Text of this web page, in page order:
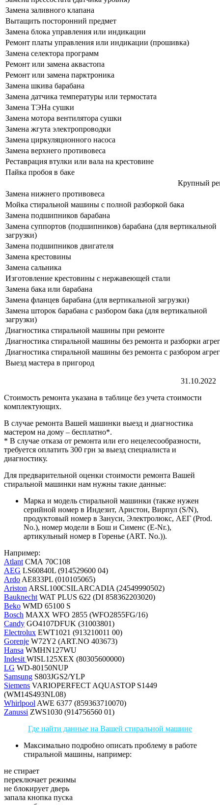
Замена заливного клапана
Вытащить посторонний предмет
Замена блока управления или индикации
Ремонт платы управления или индикации (прошивка)
Замена селектора программ
Ремонт или замена аквастопа
Ремонт или замена парктроника
Замена шкива барабана
Замена датчика температуры или термостата
Замена ТЭНа сушки
Замена мотора вентилятора сушки
Замена жгута электропроводки
Замена циркуляционного насоса
Замена верхнего противовеса
Реставрация втулки или вала на крестовине
Пайка пробоя в баке
Крупный
Замена нижнего противовеса
Мойка стиральной машины с полной разборкой бака
Замена подшипников барабана
Замена суппортов (подшипников) барабана (для вертикальной
загрузки)
Замена подшипников двигателя
Замена крестовины
Замена сальника
Изготовление крестовины с нержавеющей стали
Замена бака или барабана
Замена фланцев барабана (для вертикальной загрузки)
Замена шторок барабана с разбором бака (для вертикальной
загрузки)
Диагностика стиральной машины при ремонте
Диагностика стиральной машины без ремонта и разборки
Диагностика стиральной машины без ремонта с разбором
Выезд мастера в пригород
31.10.2022
Стоимость ремонта указана в таблице без учета стоимости
комплектующих.
В случае ремонта Вашей машинки выезд и диагностика
мастером на дому – бесплатно*.
* В случае отказа от ремонта или его нецелесообразности,
требуется оплатить 300 грн за выезд специалиста и
диагностику.
Для предварительной оценки стоимости ремонта Вашей
стиральной машинки нам нужны такие данные:
Марка и модель стиральной машинки (также нужен
серийной номер в Индезит, Аристон, Вирпул (S/N),
продуктовый номер в Зануси, Электролюкс, АЕГ (Prod.
No.), номер модели в Бош и Сименс (E-Nr.),
артикульный номер в Горенье (ART. No.)).
Например:
Atlant СМА 70С108
AEG LS60840L (914529600 04)
Ardo AE833PL (010105065)
Ariston ARSL100CSILARCADIA (24549990502)
Bauknecht WAT PLUS 622 (DI 858362203020)
Beko WMD 65100 S
Bosch MAXX WFO 2855 (WFO2855FG/16)
Candy GO4107DFUK (31003801)
Electrolux EWT1021 (913210011 00)
Gorenje W72Y2 (ART.NO 403673)
Hansa WMHN127WU
Indesit WISL125XEX (80305600000)
LG WD-80150NUP
Samsung S803JGS2/YLP
Siemens VARIOPERFECT AQUASTOP S1449
(WM14S493NL08)
Whirlpool AWE 6377 (859363710070)
Zanussi ZWS1030 (914756560 01)
Где найти данные на Вашей стиральной машине
Максимально подробно описать проблему в работе
стиральной машины, например:
не стирает
переключает режимы
не блокирует дверь
запала кнопка пуска